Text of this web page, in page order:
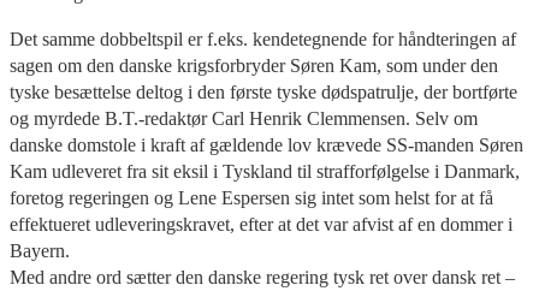
Det samme dobbeltspil er f.eks. kendetegnende for håndteringen af
sagen om den danske krigsforbryder Søren Kam, som under den
tyske besættelse deltog i den første tyske dødspatrulje, der bortførte
og myrdede B.T.-redaktør Carl Henrik Clemmensen. Selv om
danske domstole i kraft af gældende lov krævede SS-manden Søren
Kam udleveret fra sit eksil i Tyskland til strafforfølgelse i Danmark,
foretog regeringen og Lene Espersen sig intet som helst for at få
effektueret udleveringskravet, efter at det var afvist af en dommer i
Bayern.
Med andre ord sætter den danske regering tysk ret over dansk ret –